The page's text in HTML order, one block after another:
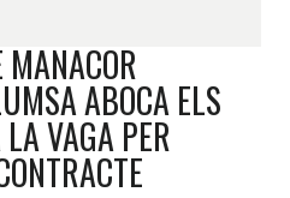
MANACOR
ABOCA ELS
VAGA PER